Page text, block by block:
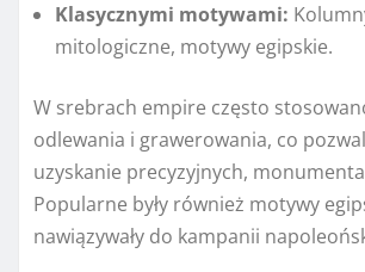
Klasycznymi motywami:
mitologiczne, motywy egipskie.
W srebrach empire często
odlewania i grawerowania, co
uzyskanie precyzyjnych,
Popularne były również motywy
nawiązywały do kampanii